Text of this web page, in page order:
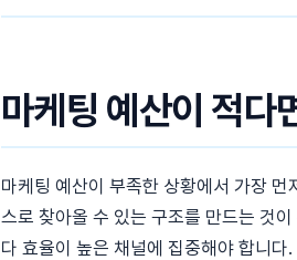
마케팅 예산이 적다
마케팅 예산이 부족한 상황에서 가장
스로 찾아올 수 있는 구조를 만드는 것
다 효율이 높은 채널에 집중해야 합니다.